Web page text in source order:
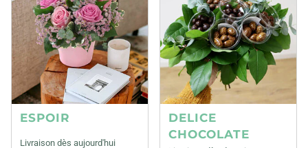
ESPOIR
Livraison dès aujourd'hui
DELICE
CHOCOLATE